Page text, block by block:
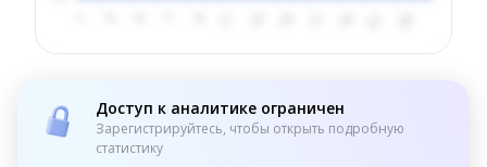
Доступ к аналитике ограничен
Зарегистрируйтесь, чтобы открыть подробную
статистику